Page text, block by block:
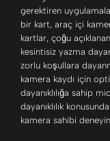
gerektiren
bir kart, araç içi
kartlar, çoğu
kesintisiz yazma
zorlu koşullara
kamera kaydı için
dayanıklılığa sahip
dayanıklılık
kamera sahibi